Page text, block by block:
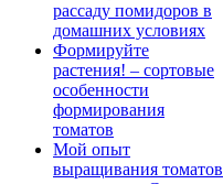
рассаду помидоров в
домашних условиях
Формируйте
растения! – сортовые
особенности
формирования
томатов
Мой опыт
выращивания томатов